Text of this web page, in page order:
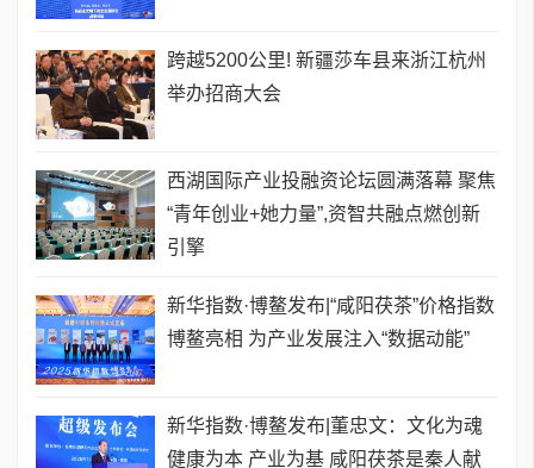
跨越5200公里! 新疆莎车县来浙江杭州
举办招商大会
西湖国际产业投融资论坛圆满落幕 聚焦
“青年创业+她力量”,资智共融点燃创新
引擎
新华指数·博鳌发布|“咸阳茯茶”价格指数
博鳌亮相 为产业发展注入“数据动能”
新华指数·博鳌发布|董忠文：文化为魂
健康为本 产业为基 咸阳茯茶是秦人献